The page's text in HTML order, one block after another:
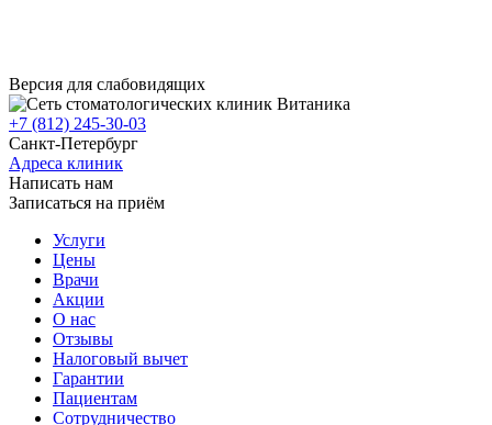
Версия для слабовидящих
+7 (812) 245-30-03
Санкт-Петербург
Адреса клиник
Написать нам
Записаться на приём
Услуги
Цены
Врачи
Акции
О нас
Отзывы
Налоговый вычет
Гарантии
Пациентам
Сотрудничество